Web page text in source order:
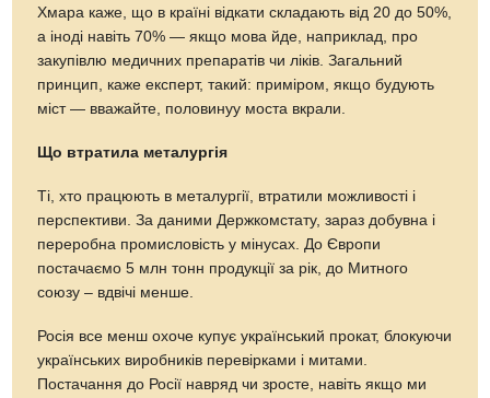
Хмара каже, що в країні відкати складають від 20 до 50%,
а іноді навіть 70% — якщо мова йде, наприклад, про
закупівлю медичних препаратів чи ліків. Загальний
принцип, каже експерт, такий: приміром, якщо будують
міст — вважайте, половинуу моста вкрали.
Що втратила металургія
Ті, хто працюють в металургії, втратили можливості і
перспективи. За даними Держкомстату, зараз добувна і
переробна промисловість у мінусах. До Європи
постачаємо 5 млн тонн продукції за рік, до Митного
союзу – вдвічі менше.
Росія все менш охоче купує український прокат, блокуючи
українських виробників перевірками і митами.
Постачання до Росії навряд чи зросте, навіть якщо ми